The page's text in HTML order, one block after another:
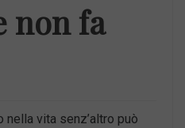
non fa
vita senz’altro può